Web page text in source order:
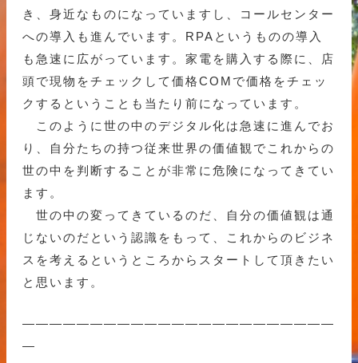
き、身近なものになっていますし、コールセンター
への導入も進んでいます。RPAというものの導入
も急速に広がっています。家電を購入する際に、店
頭で現物をチェックして価格COMで価格をチェッ
クするということも当たり前になっています。
このように世の中のデジタル化は急速に進んでお
り、自分たちの持つ従来世界の価値観でこれからの
世の中を判断することが非常に危険になってきてい
ます。
世の中の変ってきているのだ、自分の価値観は通
じないのだという認識をもって、これからのビジネ
スを考えるというところからスタートして頂きたい
と思います。
———————————————————————
—